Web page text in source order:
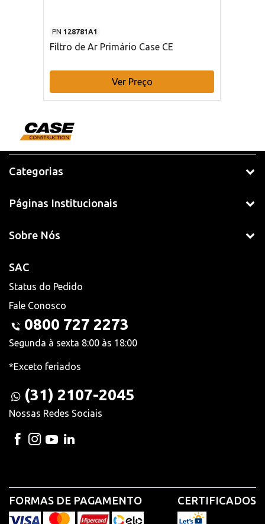
PN 128781A1
Filtro de Ar Primário Case CE
Ver Preço
Categorias
Páginas Institucionais
Sobre Nós
SAC
Status do Pedido
Fale Conosco
0800 727 2273
Segunda à sexta 8:00 às 18:00
*Exceto feriados
(31) 2107-2045
Nossas Redes Sociais
FORMAS DE PAGAMENTO CERTIFICADOS